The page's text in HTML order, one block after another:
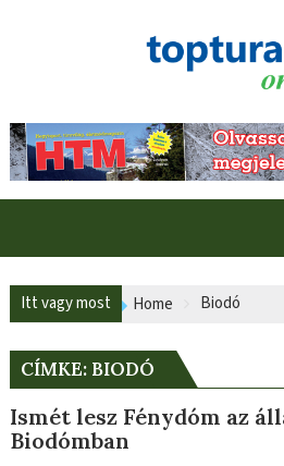
Itt vagy most Home Biodó
CÍMKE: BIODÓ
Ismét lesz Fénydóm az
Biodómban